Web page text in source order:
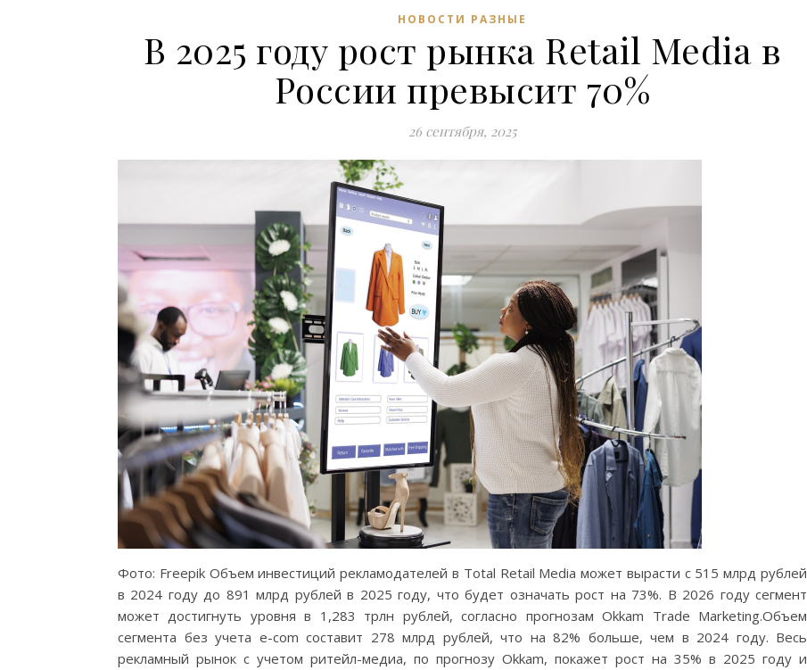
НОВОСТИ РАЗНЫЕ
В 2025 году рост рынка Retail Media в
России превысит 70%
26 сентября, 2025
Фото: Freepik Объем инвестиций рекламодателей в Total Retail Media может вырасти c 515 млрд рублей
в 2024 году до 891 млрд рублей в 2025 году, что будет означать рост на 73%. В 2026 году сегмент
может достигнуть уровня в 1,283 трлн рублей, согласно прогнозам Okkam Trade Marketing.Объем
сегмента без учета e-com составит 278 млрд рублей, что на 82% больше, чем в 2024 году. Весь
рекламный рынок с учетом ритейл-медиа, по прогнозу Okkam, покажет рост на 35% в 2025 году и